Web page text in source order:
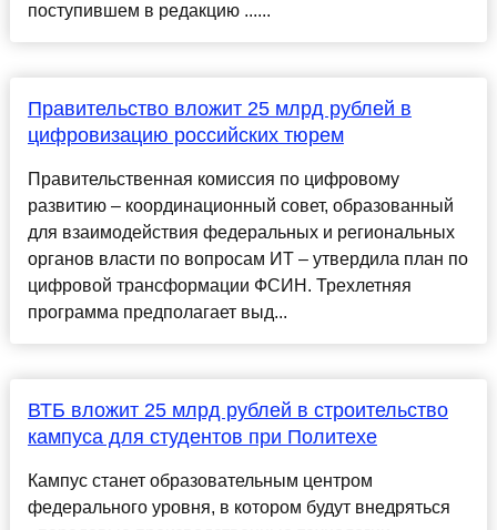
поступившем в редакцию ......
Правительство вложит 25 млрд рублей в
цифровизацию российских тюрем
Правительственная комиссия по цифровому
развитию – координационный совет, образованный
для взаимодействия федеральных и региональных
органов власти по вопросам ИТ – утвердила план по
цифровой трансформации ФСИН. Трехлетняя
программа предполагает выд...
ВТБ вложит 25 млрд рублей в строительство
кампуса для студентов при Политехе
Кампус станет образовательным центром
федерального уровня, в котором будут внедряться